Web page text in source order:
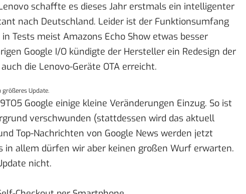
schaffte es dieses Jahr erstmals ein intelligenter
nach Deutschland. Leider ist der Funktionsumfang
Tests meist Amazons Echo Show etwas besser
Google I/O kündigte der Hersteller ein Redesign der
die Lenovo-Geräte OTA erreicht.
Update.
9TO5 Google einige kleine Veränderungen Einzug. So ist
verschwunden (stattdessen wird das aktuell
Top-Nachrichten von Google News werden jetzt
in allem dürfen wir aber keinen großen Wurf erwarten.
nicht.